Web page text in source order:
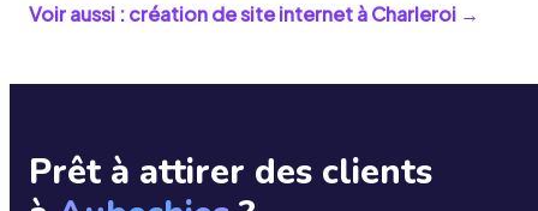
Voir aussi : création de site internet àCharleroi →
Prêt à attirer des clients